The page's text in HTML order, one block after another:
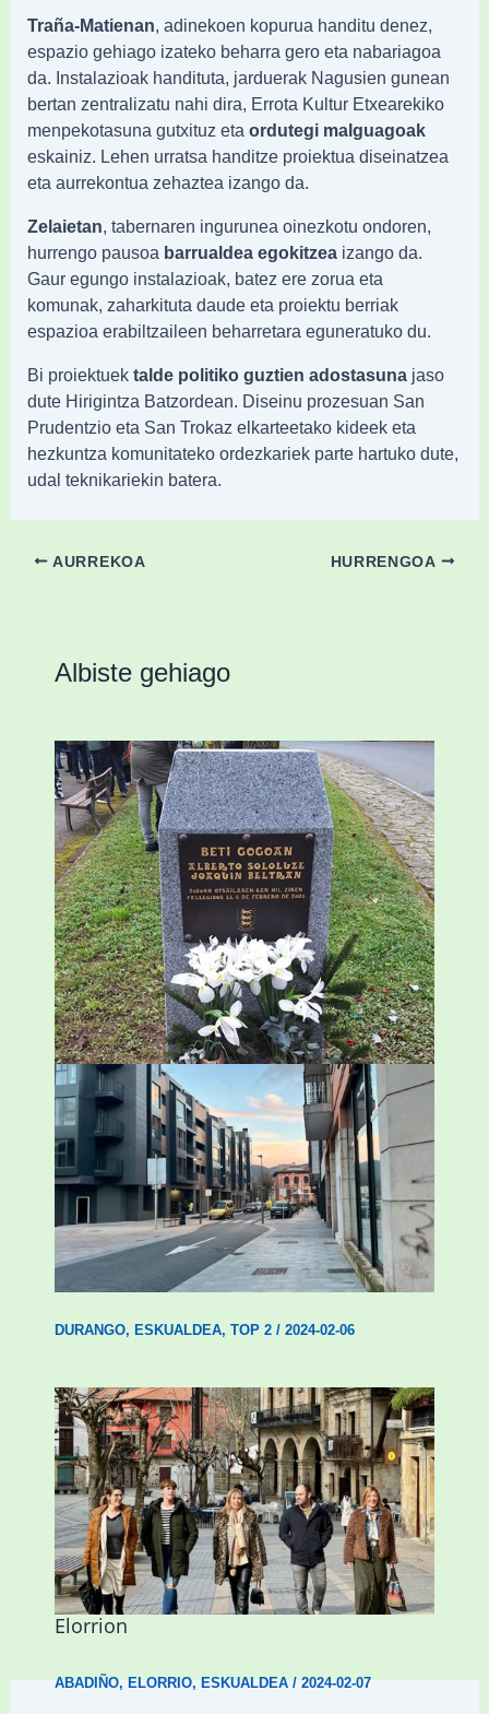
Traña-Matienan , adinekoen kopurua handitu denez,
espazio gehiago izateko beharra gero eta nabariagoa
da Instalazioak handituta, jarduerak Nagusien gunean
bertan zentralizatu nahi dira, Errota Kultur Etxearekiko
menpekotasuna gutxituz etaordutegi malguagoak
eskainiz Lehen urratsa handitze proiektua diseinatzea
eta aurrekontua zehaztea izango da
Zelaietan, tabernaren ingurunea oinezkotu ondoren,
hurrengo pausoa barrualdea egokitzea izango da.
Gaur egungo instalazioak, batez ere zorua eta
komunak, zaharkituta daude eta proiektu berriak
espazioa erabiltzaileen beharretara eguneratuko du.
Bi proiektuektalde politiko guztien adostasuna jaso
dute Hirigintza Batzordean. Diseinu prozesuan San
Prudentzio eta San Trokaz elkarteetako kideek eta
hezkuntza komunitateko ordezkariek parte hartuko dute,
udal teknikariekin batera.
AURREKOA HURRENGOA
Albiste gehiago
«Azkenengo 40 urteetan Zaldibar jo zuen
ingurumen-hondamendirik larriena»
ESKUALDEA,ZALDIBAR/2024-02-06
Udal etxebizitza tasatuei buruzko lehen
ordenantza izango du Durangok
DURANGO, ESKUALDEA, TOP 2/ 2024-02-06
Mankomunitateko gizarte-langileak
presentzia indartu du Abadiñon eta
Elorrion
ABADIÑO,ELORRIO,ESKUALDEA/2024-02-07